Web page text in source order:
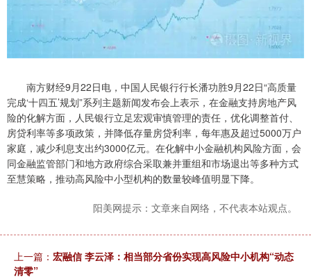
南方财经9月22日电，中国人民银行行长潘功胜9月22日“高质量
完成‘十四五’规划”系列主题新闻发布会上表示，在金融支持房地产风
险的化解方面，人民银行立足宏观审慎管理的责任，优化调整首付、
房贷利率等多项政策，并降低存量房贷利率，每年惠及超过5000万户
家庭，减少利息支出约3000亿元。在化解中小金融机构风险方面，会
同金融监管部门和地方政府综合采取兼并重组和市场退出等多种方式
至慧策略，推动高风险中小型机构的数量较峰值明显下降。
阳美网提示：文章来自网络，不代表本站观点。
上一篇： 宏融信 李云泽：相当部分省份实现高风险中小机构“动态
清零”